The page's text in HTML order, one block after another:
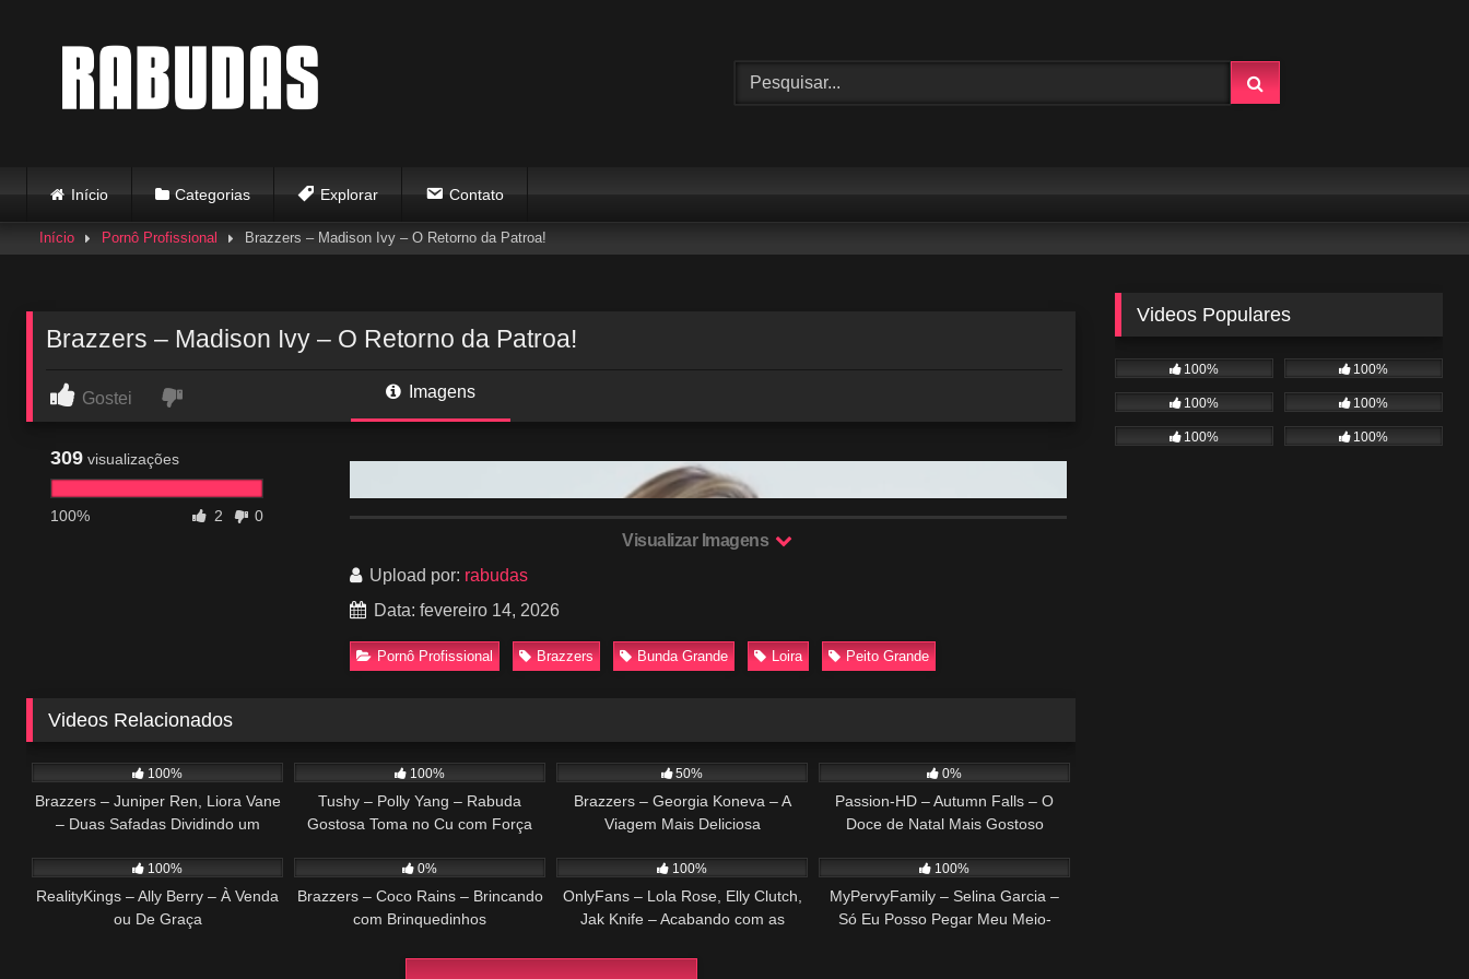
Início Categorias Explorar Contato
Início Pornô Profissional Brazzers – Madison Ivy – O Retorno da Patroa!
Brazzers – Madison Ivy – O Retorno da Patroa!
Gostei Imagens
309 visualizações
100% 2 0
Visualizar Imagens
Upload por: rabudas
Data: fevereiro 14, 2026
Pornô Profissional Brazzers Bunda Grande Loira Peito Grande
Videos Relacionados
100%
Brazzers – Juniper Ren, Liora Vane
– Duas Safadas Dividindo um
100%
Tushy – Polly Yang – Rabuda
Gostosa Toma no Cu com Força
50%
Brazzers – Georgia Koneva – A
Viagem Mais Deliciosa
0%
Passion-HD – Autumn Falls – O
Doce de Natal Mais Gostoso
100%
RealityKings – Ally Berry – À Venda
ou De Graça
0%
Brazzers – Coco Rains – Brincando
com Brinquedinhos
100%
OnlyFans – Lola Rose, Elly Clutch,
Jak Knife – Acabando com as
100%
MyPervyFamily – Selina Garcia –
Só Eu Posso Pegar Meu Meio-
Videos Populares
100% 100%
100% 100%
100% 100%